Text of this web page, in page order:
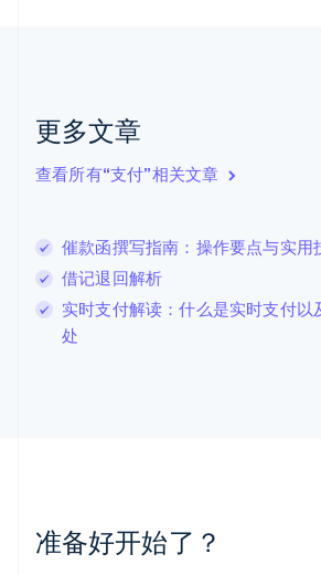
更多文章
查看所有“支付”相关文章
催款函撰写指南：操作要点与实用
借记退回解析
实时支付解读：什么是实时支付以
处
准备好开始了？
拉脱维亚
立陶宛
DeutschEnglish
卢森堡
Français Deutsch
罗马尼亚
English
挪威